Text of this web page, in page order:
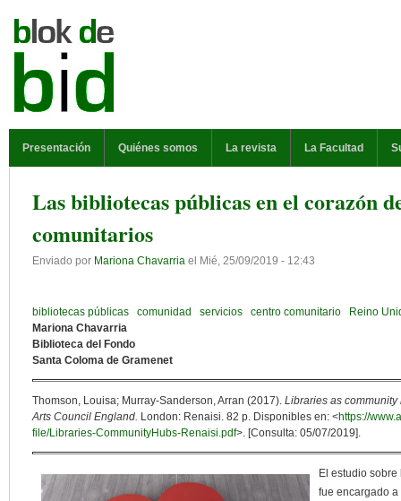
Presentación Quiénes somos La revista La Facultad
Las bibliotecas públicas en el corazón
comunitarios
Enviado por Mariona Chavarria el Mié, 25/09/2019 - 12:43
bibliotecas públicas comunidad servicios centro comunitario
Reino
Mariona Chavarria
Biblioteca del Fondo
Santa Coloma de Gramenet
Thomson, Louisa; Murray-Sanderson, Arran (2017). Libraries as
Arts Council England. London: Renaisi. 82 p. Disponibles en: <https://
file/Libraries-CommunityHubs-Renaisi.pdf>. [Consulta: 05/07/2019].
El estudio
fue encargado